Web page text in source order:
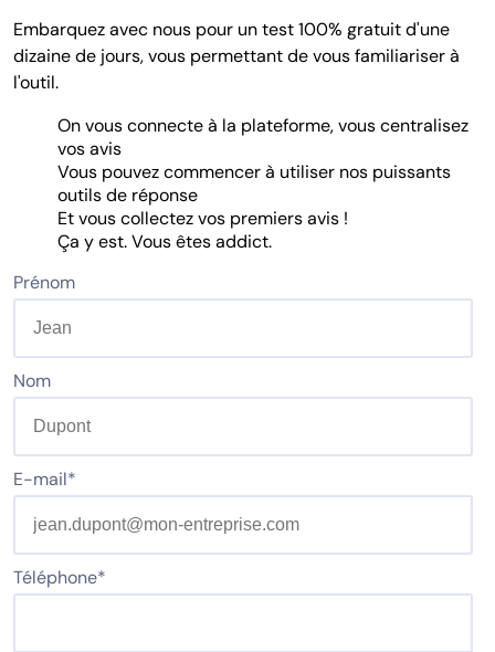
Embarquez avec nous pour un test 100% gratuit d'une
dizaine de jours, vous permettant de vous familiariser à
l'outil.
On vous connecte à la plateforme, vous centralisez
vos avis
Vous pouvez commencer à utiliser nos puissants
outils de réponse
Et vous collectez vos premiers avis !
Ça y est. Vous êtes addict.
Prénom
Nom
E-mail*
Téléphone*